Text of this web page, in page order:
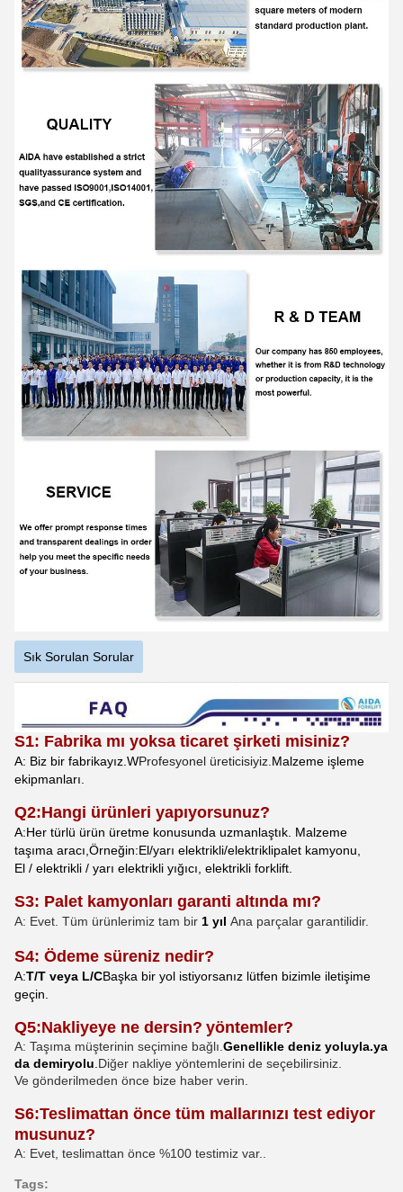
Sık Sorulan Sorular
S1: Fabrika mı yoksa ticaret şirketi misiniz?
A: Biz bir fabrikayız. WProfesyonel üreticisiyiz. Malzeme işleme
ekipmanları.
Q2:Hangi ürünleri yapıyorsunuz?
A:Her türlü ürün üretme konusunda uzmanlaştık. Malzeme
taşıma aracı Örneğin:El/yarı elektrikli/elektriklipalet kamyonu,
El / elektrikli / yarı elektrikli yığıcı, elektrikli forklift.
S3: Palet kamyonları garanti altında mı?
A: Evet. Tüm ürünlerimiz tam bir 1 yıl Ana parçalar garantilidir.
S4: Ödeme süreniz nedir?
A:T/T veya L/CBaşka bir yol istiyorsanız lütfen bizimle iletişime
geçin.
Q5:Nakliyeye ne dersin? yöntemler?
A: Taşıma müşterinin seçimine bağlı. Genellikle deniz yoluyla.ya
da demiryolu Diğer nakliye yöntemlerini de seçebilirsiniz.
Ve gönderilmeden önce bize haber verin.
S6:Teslimattan önce tüm mallarınızı test ediyor
musunuz?
A: Evet, teslimattan önce %100 testimiz var.
Tags: